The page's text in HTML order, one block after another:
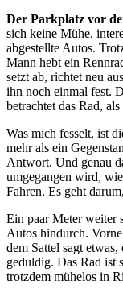
Der Parkplatz vor
sich keine Mühe,
abgestellte Autos.
Mann hebt ein
setzt ab, richtet neu
ihn noch einmal fest.
betrachtet das Rad,
Was mich fesselt, ist
mehr als ein
Antwort. Und genau
umgegangen wird,
Fahren. Es geht
Ein paar Meter weiter
Autos hindurch.
dem Sattel sagt
geduldig. Das Rad ist
trotzdem mühelos in